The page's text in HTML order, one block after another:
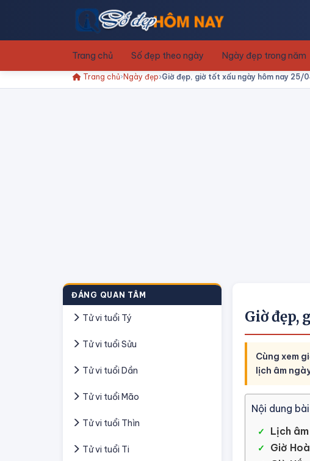
Trang chủ Số đẹp theo ngày Ngày đẹp trong năm
Trang chủ Ngày đẹp Giờ đẹp, giờ tốt xấu ngày hôm nay 25/
ĐÁNG QUAN TÂM
Tử vi tuổi Tý
Tử vi tuổi Sửu
Tử vi tuổi Dần
Tử vi tuổi Mão
Tử vi tuổi Thìn
Tử vi tuổi Ti
Giờ đẹp,
Cùng xem
lịch âm
Nội dung
Lịch
Giờ